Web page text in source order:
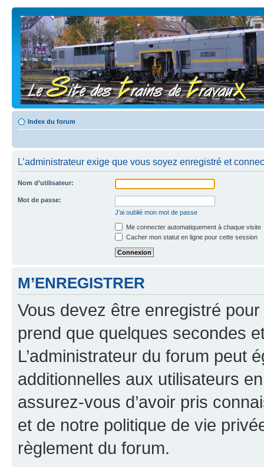
Index du forum
L’administrateur exige que vous soyez enregistré et
Nom d’utilisateur:
Mot de passe:
J’ai oublié mon mot de passe
Me connecter automatiquement à chaque visite
Cacher mon statut en ligne pour cette session
M’ENREGISTRER
Vous devez être enregistré
prend que quelques secondes
L’administrateur du forum peut
additionnelles aux utilisateurs
assurez-vous d’avoir pris
et de notre politique de vie
règlement du forum.